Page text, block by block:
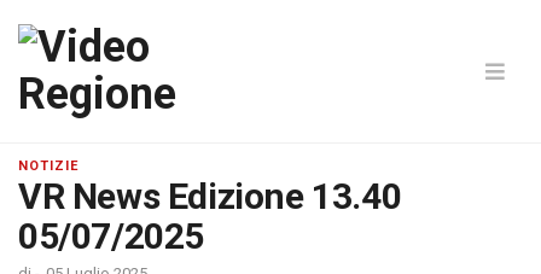
NOTIZIE
VR News Edizione 13.40
05/07/2025